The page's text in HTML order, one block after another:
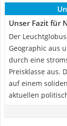
Unser Fazit für
Der
Geographic aus
durch eine
Preisklasse aus.
auf einem
aktuellen